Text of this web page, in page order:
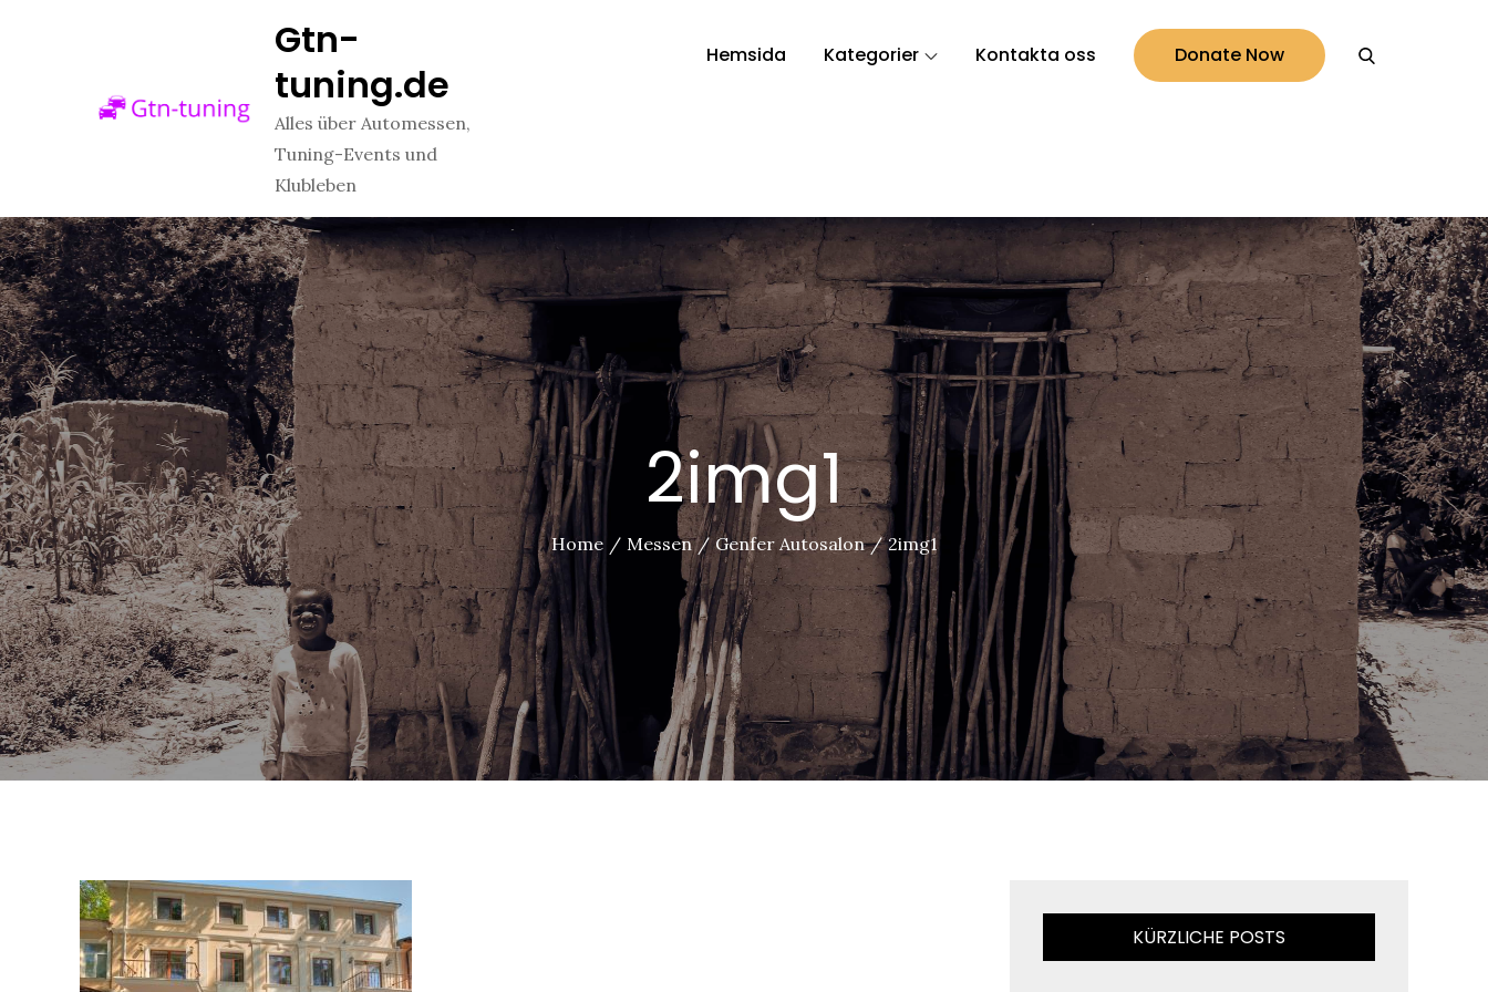
Gtn-
tuning.de
Alles über Automessen,
Tuning-Events und
Klubleben
Hemsida Kategorier Kontakta oss Donate Now
2img1
Home Messen Genfer Autosalon 2img1
KÜRZLICHE POSTS